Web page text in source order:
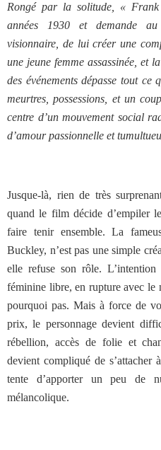
Rongé par la solitude, «
années 1930 et demande
visionnaire, de lui créer une
une jeune femme assassinée, et
des événements dépasse tout
meurtres, possessions, et un
centre d’un mouvement social
d’amour passionnelle et
Jusque-là, rien de très
quand le film décide d’empiler
faire tenir ensemble. La
Buckley, n’est pas une simple
elle refuse son rôle.
féminine libre, en rupture avec le
pourquoi pas. Mais à force de
prix, le personnage devient
rébellion, accès de folie et
devient compliqué de
tente d’apporter un peu de
mélancolique.